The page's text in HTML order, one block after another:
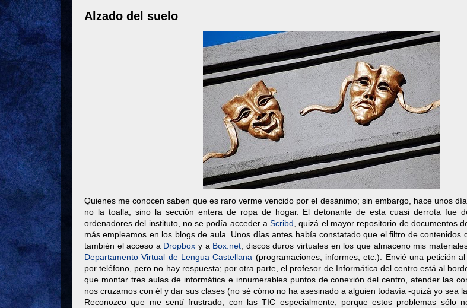
Alzado del suelo
Quienes me conocen saben que es raro verme vencido por el desánimo; sin embargo, hace unos
no la toalla, sino la sección entera de ropa de hogar. El detonante de esta cuasi derrota fue
ordenadores del instituto, no se podía acceder aScribd , quizá el mayor repositorio de documentos
más empleamos en los blogs de aula. Unos días antes había constatado que el filtro de contenidos
también el acceso a Dropbox y a Box.net , discos duros virtuales en los que almaceno mis
Departamento Virtual de Lengua Castellana (programaciones, informes, etc.). Envié una petición al
por teléfono, pero no hay respuesta; por otra parte, el profesor de Informática del centro está al
que montar tres aulas de informática e innumerables puntos de conexión del centro, atender las
nos cruzamos con él y dar sus clases (no sé cómo no ha asesinado a alguien todavía -quizá yo sea
Reconozco que me sentí frustrado, con las TIC especialmente, porque estos problemas sólo